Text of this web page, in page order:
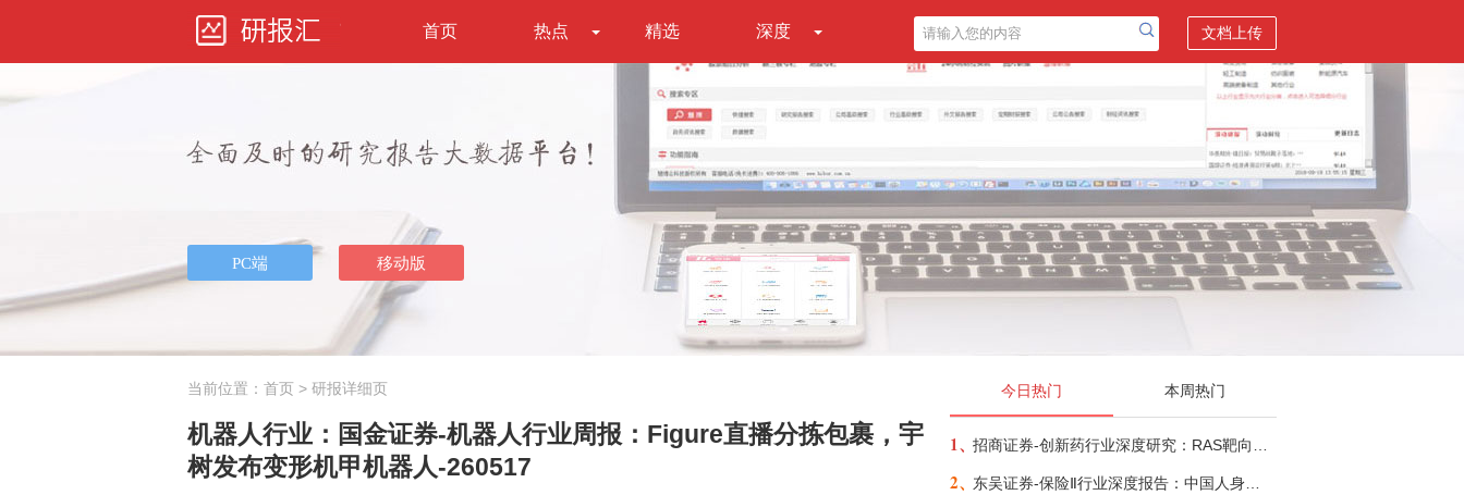
首页 热点 精选 深度 文档上传
当前位置： 首页 > 研报详细页
机器人行业：国金证券-机器人行业周报：Figure直播分拣包裹，宇
树发布变形机甲机器人-260517
今日热门 本周热门
1、
2、